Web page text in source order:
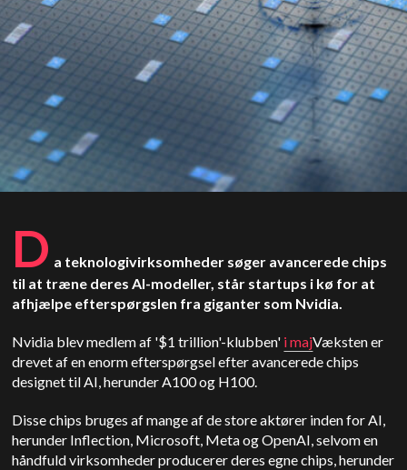
D a teknologivirksomheder søger avancerede chips
til at træne deres AI-modeller, står startups i kø for at
afhjælpe efterspørgslen fra giganter som Nvidia.
Nvidia blev medlem af '$1 trillion'-klubben' i majVæksten er
drevet af en enorm efterspørgsel efter avancerede chips
designet til AI, herunder A100 og H100.
Disse chips bruges af mange af de store aktører inden for AI,
herunder Inflection, Microsoft, Meta og OpenAI, selvom en
håndfuld virksomheder producerer deres egne chips, herunder